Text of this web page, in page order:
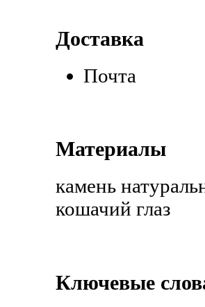
Доставка
Почта
Материалы
камень
кошачий глаз
Ключевые